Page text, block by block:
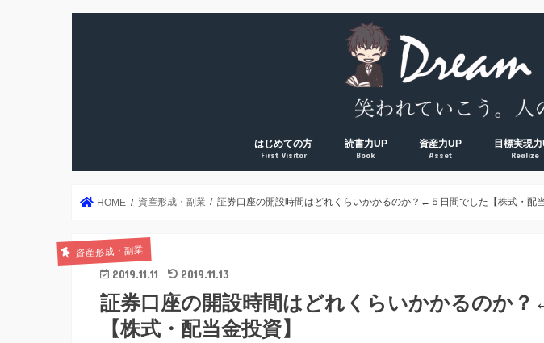
はじめての方
First Visitor
読書力UP
Book
資産力UP
Asset
目標実現
Realize
HOME 資産形成・副業 証券口座の開設時間はどれくらいかかるのか？←５日間でした【株式・配当
資産形成・副業
2019.11.11 2019.11.13
証券口座の開設時間はどれくらいかかるのか
【株式・配当金投資】